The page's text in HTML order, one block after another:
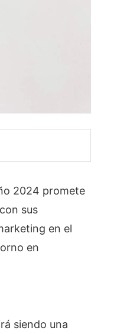
2024 promete
sus
en el
en
siendo una